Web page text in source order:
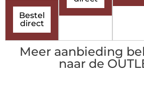
Bestel
direct
Meer aanbieding
naar de